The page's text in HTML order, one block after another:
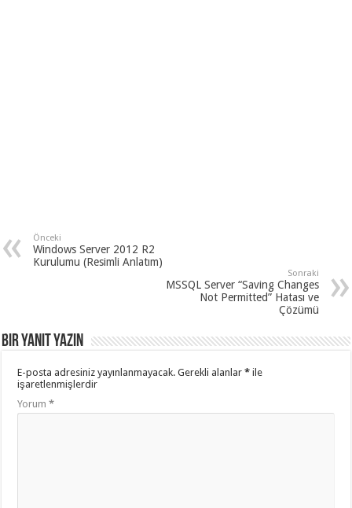
Önceki
Windows Server 2012 R2
Kurulumu (Resimli Anlatım)
Sonraki
MSSQL Server “Saving Changes
Not Permitted” Hatası ve
Çözümü
Bir yanıt yazın
E-posta adresiniz yayınlanmayacak. Gerekli alanlar* ile
işaretlenmişlerdir
Yorum*